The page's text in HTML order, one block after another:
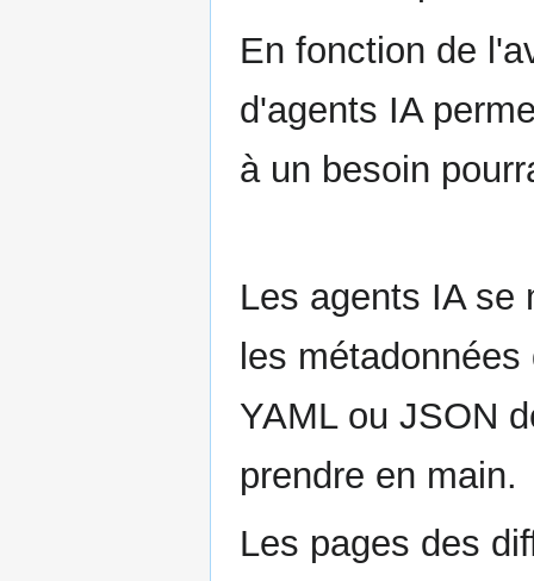
En fonction de
d'agents IA
à un besoin
Les agents IA se
les
YAML ou JSON
prendre en main.
Les pages des